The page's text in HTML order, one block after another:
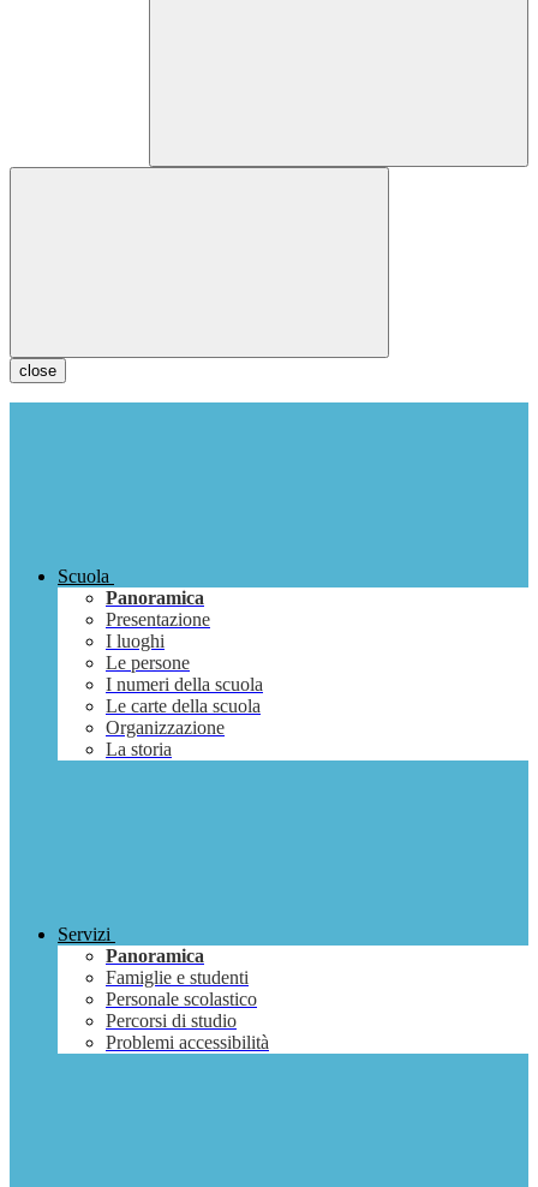
close
Scuola
Panoramica
Presentazione
I luoghi
Le persone
I numeri della scuola
Le carte della scuola
Organizzazione
La storia
Servizi
Panoramica
Famiglie e studenti
Personale scolastico
Percorsi di studio
Problemi accessibilità